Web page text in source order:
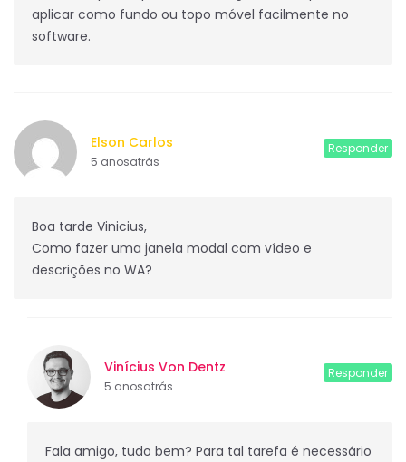
aplicar como fundo ou topo móvel facilmente no
software.
Elson Carlos
5 anosatrás
Responder
Boa tarde Vinicius,
Como fazer uma janela modal com vídeo e
descrições no WA?
Vinícius Von Dentz
5 anosatrás
Responder
Fala amigo, tudo bem? Para tal tarefa é necessário